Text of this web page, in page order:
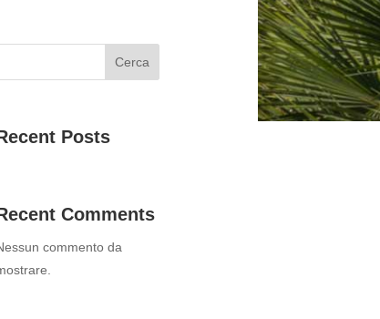
Cerca
Posts
Comments
commento da